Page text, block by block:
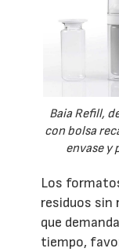
Baia Refill,
con bolsa
envase y
Los
residuos sin
que
tiempo,